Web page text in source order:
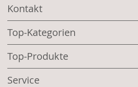
Kontakt
Top-Kategorien
Top-Produkte
Service